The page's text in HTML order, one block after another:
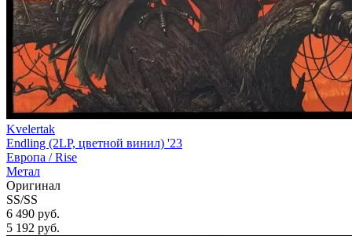
Kvelertak
Endling (2LP, цветной винил) '23
Европа /Rise
Метал
Оригинал
SS/SS
6 490 руб.
5 192 руб.